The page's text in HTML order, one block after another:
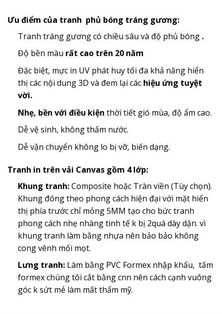
Ưu điểm của tranh phủ bóng tráng gương:
Tranh tráng gương có chiều sâu và độ phủ bóng .
Độ bền màu rất cao trên 20 năm
Đặc biệt, mực in UV phát huy tối đa khả năng hiển
thị các nội dung 3D và đem lại các hiệu ứng tuyệt
vời.
Nhẹ, bền với điều kiện thời tiết gió mùa, độ ẩm cao.
Dễ vệ sinh, không thấm nước.
Dễ vận chuyển không lo bị vỡ, biến dạng.
Tranh in trên vải Canvas gồm 4 lớp:
Khung tranh:Composite hoặc Tràn viền (Tùy chọn).
Khung đóng theo phong cách hiện đại với mặt hiển
thị phía trước chỉ mỏng 5MM tạo cho bức tranh
phong cách nhẹ nhàng tinh tế k bị 2quá dày dặn. vì
khung tranh làm bằng nhựa nên bảo bảo không
cong vênh mối mọt.
Lưng tranh:Làm bằng PVC Formex nhập khẩu, tấm
formex chúng tôi cắt bằng cnn nên cách cạnh vuông
góc k sứt mẻ làm mất thẩm mỹ.